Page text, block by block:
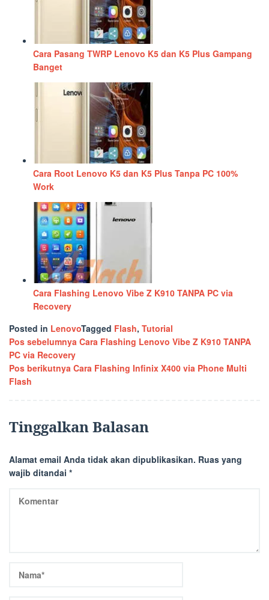
Cara Pasang TWRP Lenovo K5 dan K5 Plus Gampang
Banget
Cara Root Lenovo K5 dan K5 Plus Tanpa PC 100%
Work
Cara Flashing Lenovo Vibe Z K910 TANPA PC via
Recovery
Posted in LenovoTagged Flash, Tutorial
Navigasi
pos
Pos sebelumnya Cara Flashing Lenovo Vibe Z K910 TANPA
PC via Recovery
Pos berikutnya Cara Flashing Infinix X400 via Phone Multi
Flash
Tinggalkan Balasan
Alamat email Anda tidak akan dipublikasikan. Ruas yang
wajib ditandai *